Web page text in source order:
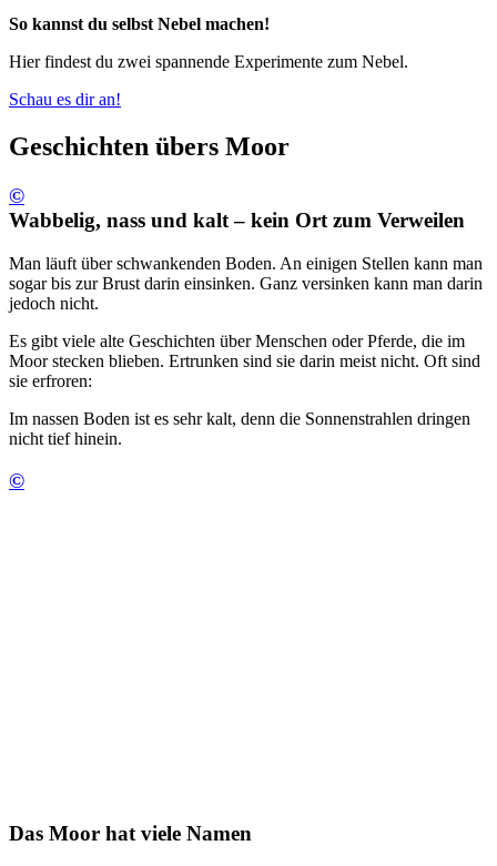
So kannst du selbst Nebel machen!
Hier findest du zwei spannende Experimente zum Nebel.
Schau es dir an!
Geschichten übers Moor
©
Wabbelig, nass und kalt – kein Ort zum Verweilen
Man läuft über schwankenden Boden. An einigen Stellen kann man
sogar bis zur Brust darin einsinken. Ganz versinken kann man darin
jedoch nicht.
Es gibt viele alte Geschichten über Menschen oder Pferde, die im
Moor stecken blieben. Ertrunken sind sie darin meist nicht. Oft sind
sie erfroren:
Im nassen Boden ist es sehr kalt, denn die Sonnenstrahlen dringen
nicht tief hinein.
©
Das Moor hat viele Namen